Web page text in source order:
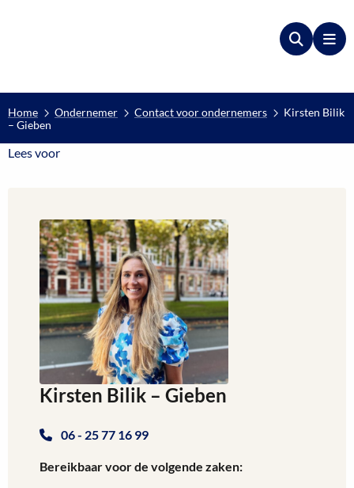
Zoeken
Home Ondernemer Contact voor ondernemers
Kirsten Bilik
– Gieben
Lees voorLees voor
Kirsten Bilik – Gieben
06 - 25 77 16 99
Bereikbaar voor de volgende zaken: